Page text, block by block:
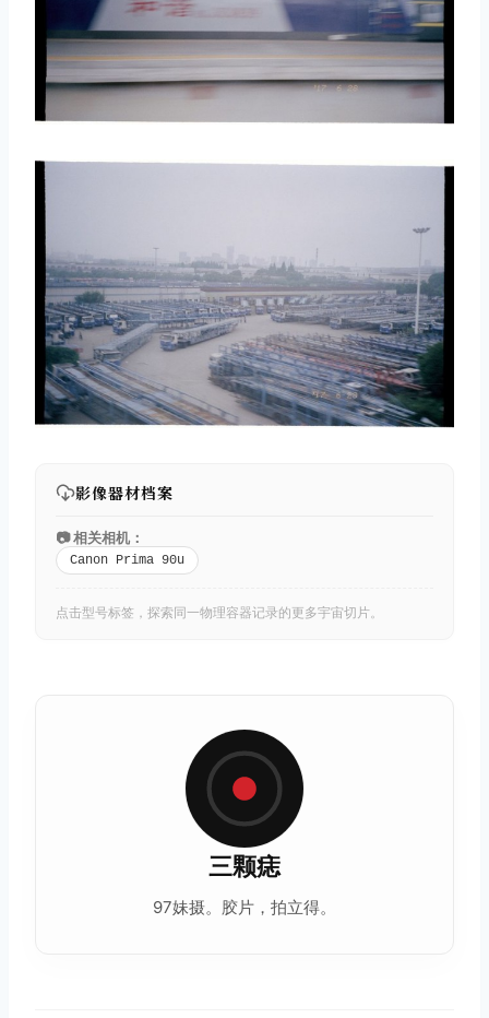
影像器材档案
📷 相关相机：
Canon Prima 90u
点击型号标签，探索同一物理容器记录的更多宇宙切片。
三颗痣
97妹摄。胶片，拍立得。
取消 搜索